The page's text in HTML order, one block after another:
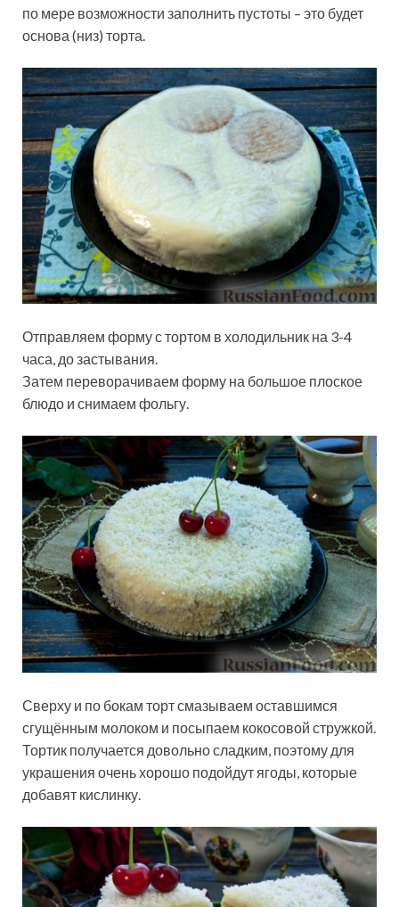
по мере возможности заполнить пустоты – это будет
основа (низ) торта.
Отправляем форму с тортом в холодильник на 3-4
часа, до застывания.
Затем переворачиваем форму на большое плоское
блюдо и снимаем фольгу.
Сверху и по бокам торт смазываем оставшимся
сгущённым молоком и посыпаем кокосовой стружкой.
Тортик получается довольно сладким, поэтому для
украшения очень хорошо подойдут ягоды, которые
добавят кислинку.